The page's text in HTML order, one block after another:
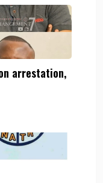
arrestation,